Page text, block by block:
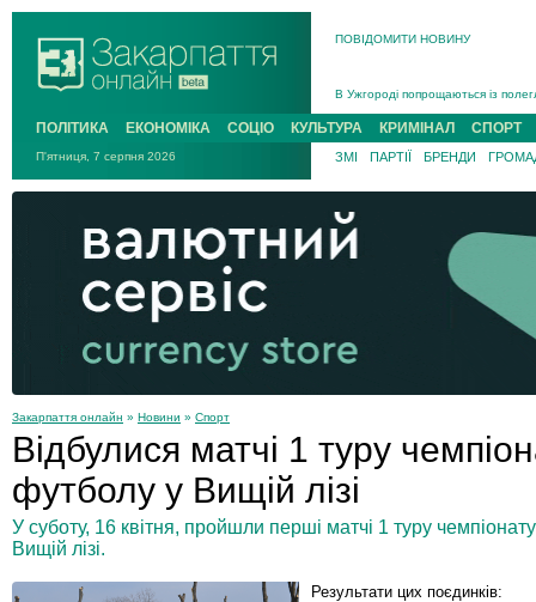
ПОВІДОМИТИ НОВИНУ
В Ужгороді попрощаються із
В Ужгороді 5 серпня
Підтвердили загибель
На війні з рф поліг військовий з
На Хустщині внаслідок ДТП за
Інструктора районного ТЦК на
ПОЛІТИКА ЕКОНОМІКА СОЦІО КУЛЬТУРА КРИМІНАЛ СПОРТ
П'ятниця, 7 серпня 2026 ЗМІ ПАРТІЇ БРЕНДИ
Закарпаття онлайн » Новини » Спорт
Відбулися матчі 1 туру
футболу у Вищій лізі
У суботу, 16 квітня, пройшли перші матчі 1 туру
Вищій лізі.
Результати цих поєдинків: